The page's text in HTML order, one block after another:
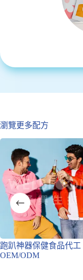
瀏覽更多配方
跑趴神器保健食品代工
OEM/ODM